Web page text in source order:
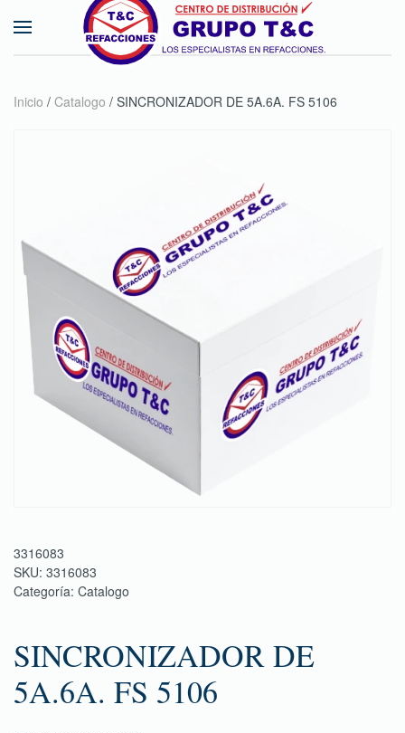
Skip to main content
Inicio / Catalogo / SINCRONIZADOR DE 5A.6A. FS 5106
3316083
SKU: 3316083
Categoría: Catalogo
SINCRONIZADOR DE
5A.6A. FS 5106